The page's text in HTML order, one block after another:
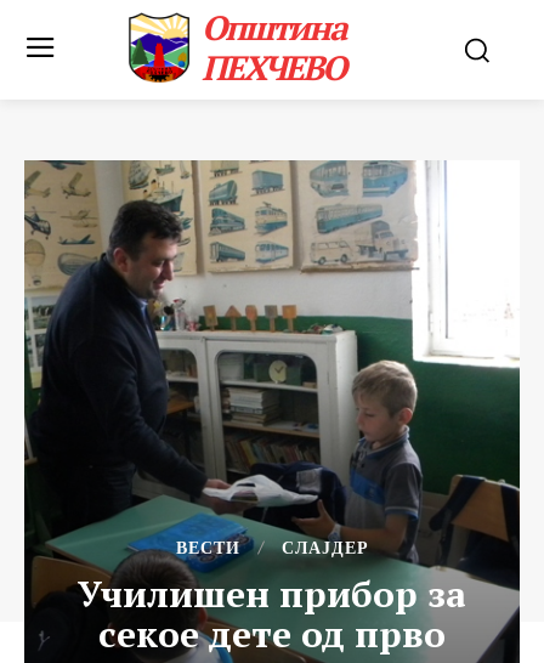
Општина
ПЕХЧЕВО
ВЕСТИ СЛАЈДЕР
Училишен прибор за
секое дете од прво